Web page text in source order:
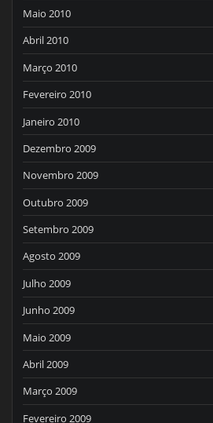
Maio 2010
Abril 2010
Março 2010
Fevereiro 2010
Janeiro 2010
Dezembro 2009
Novembro 2009
Outubro 2009
Setembro 2009
Agosto 2009
Julho 2009
Junho 2009
Maio 2009
Abril 2009
Março 2009
Fevereiro 2009